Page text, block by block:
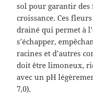
sol pour garantir des
croissance. Ces
drainé qui permet à
s’échapper,
racines et d’autres
doit être limoneux,
avec un pH
7,0).